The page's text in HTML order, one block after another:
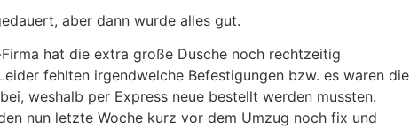
aber dann wurde alles gut.
hat die extra große Dusche noch rechtzeitig
fehlten irgendwelche Befestigungen bzw. es waren die
weshalb per Express neue bestellt werden mussten.
nun letzte Woche kurz vor dem Umzug noch fix und